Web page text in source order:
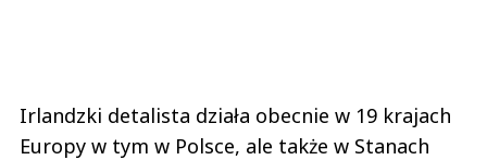
Irlandzki detalista działa obecnie w 19 krajach
Europy w tym w Polsce, ale także w Stanach